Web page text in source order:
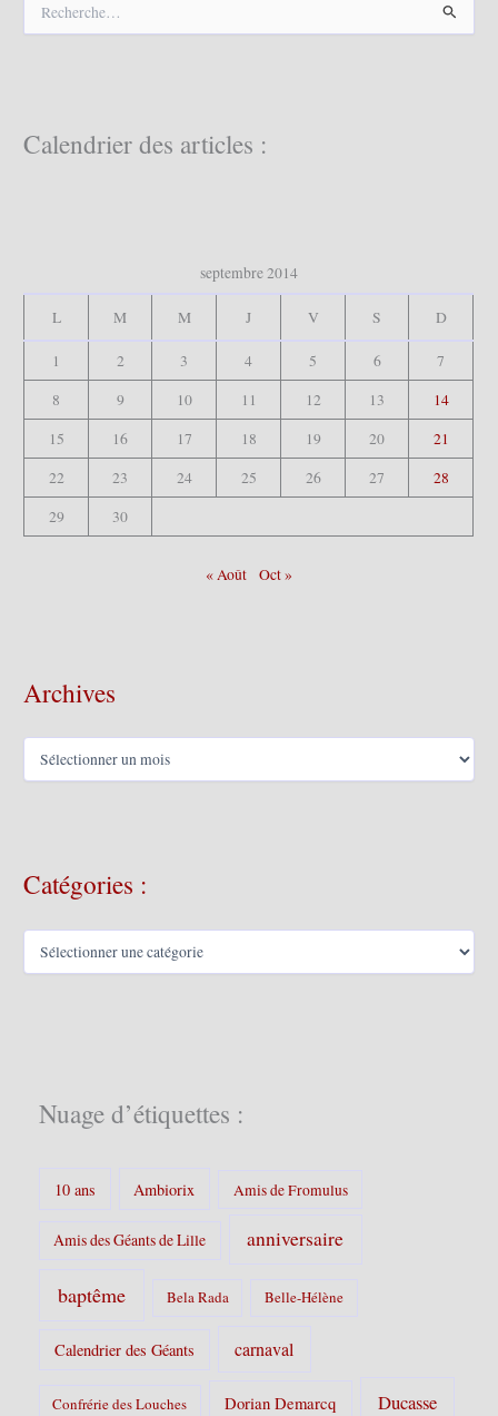
c
h
Calendrier des articles :
septembre 2014
L M M J V S D
1 2 3 4 5 6
7
8
9 10 11 12 13
14
15
16 17 18 19 20
21
22
23 24 25 26 27
28
29
30
« Août Oct »
Archives
A
e
Catégories :
C
Nuage d’étiquettes :
10 ans Ambiorix Amis de Fromulus
Amis des Géants de Lille anniversaire
baptême Bela Rada Belle-Hélène
Calendrier des Géants carnaval
Confrérie des Louches Dorian Demarcq Ducasse